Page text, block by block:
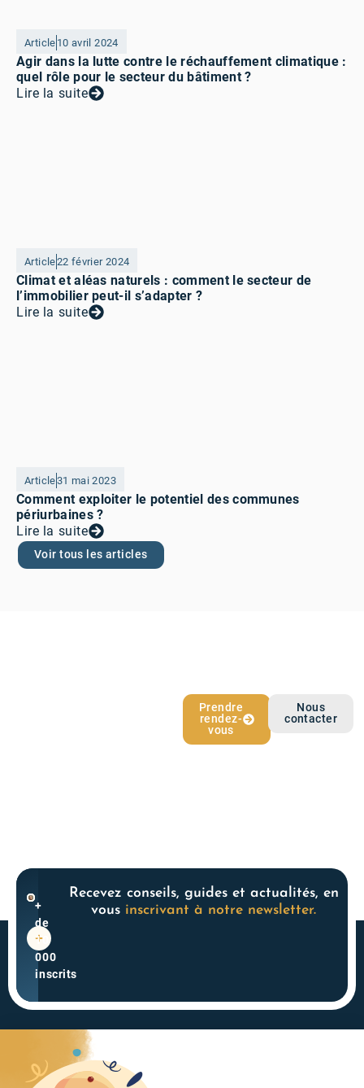
Voir tous les articles
Article 10 avril 2024
Agir dans la lutte contre le réchauffement climatique :
quel rôle pour le secteur du bâtiment ?
Lire la suite
Article22 février 2024
Climat et aléas naturels : comment le secteur de
l’immobilier peut-il s’adapter ?
Lire la suite
Article31 mai 2023
Comment exploiter le potentiel des communes
périurbaines ?
Lire la suite
Prendre
rendez-
vous
Nous
contacter
+
de
10
000
inscrits
Recevez conseils, guides et actualités, en
vous inscrivant à notre newsletter.